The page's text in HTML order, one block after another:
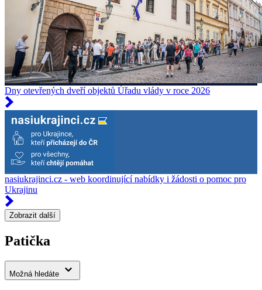
Dny otevřených dveří objektů Úřadu vlády v roce 2026
nasiukrajinci.cz - web koordinující nabídky i žádosti o pomoc pro
Ukrajinu
Zobrazit další
Patička
Možná hledáte